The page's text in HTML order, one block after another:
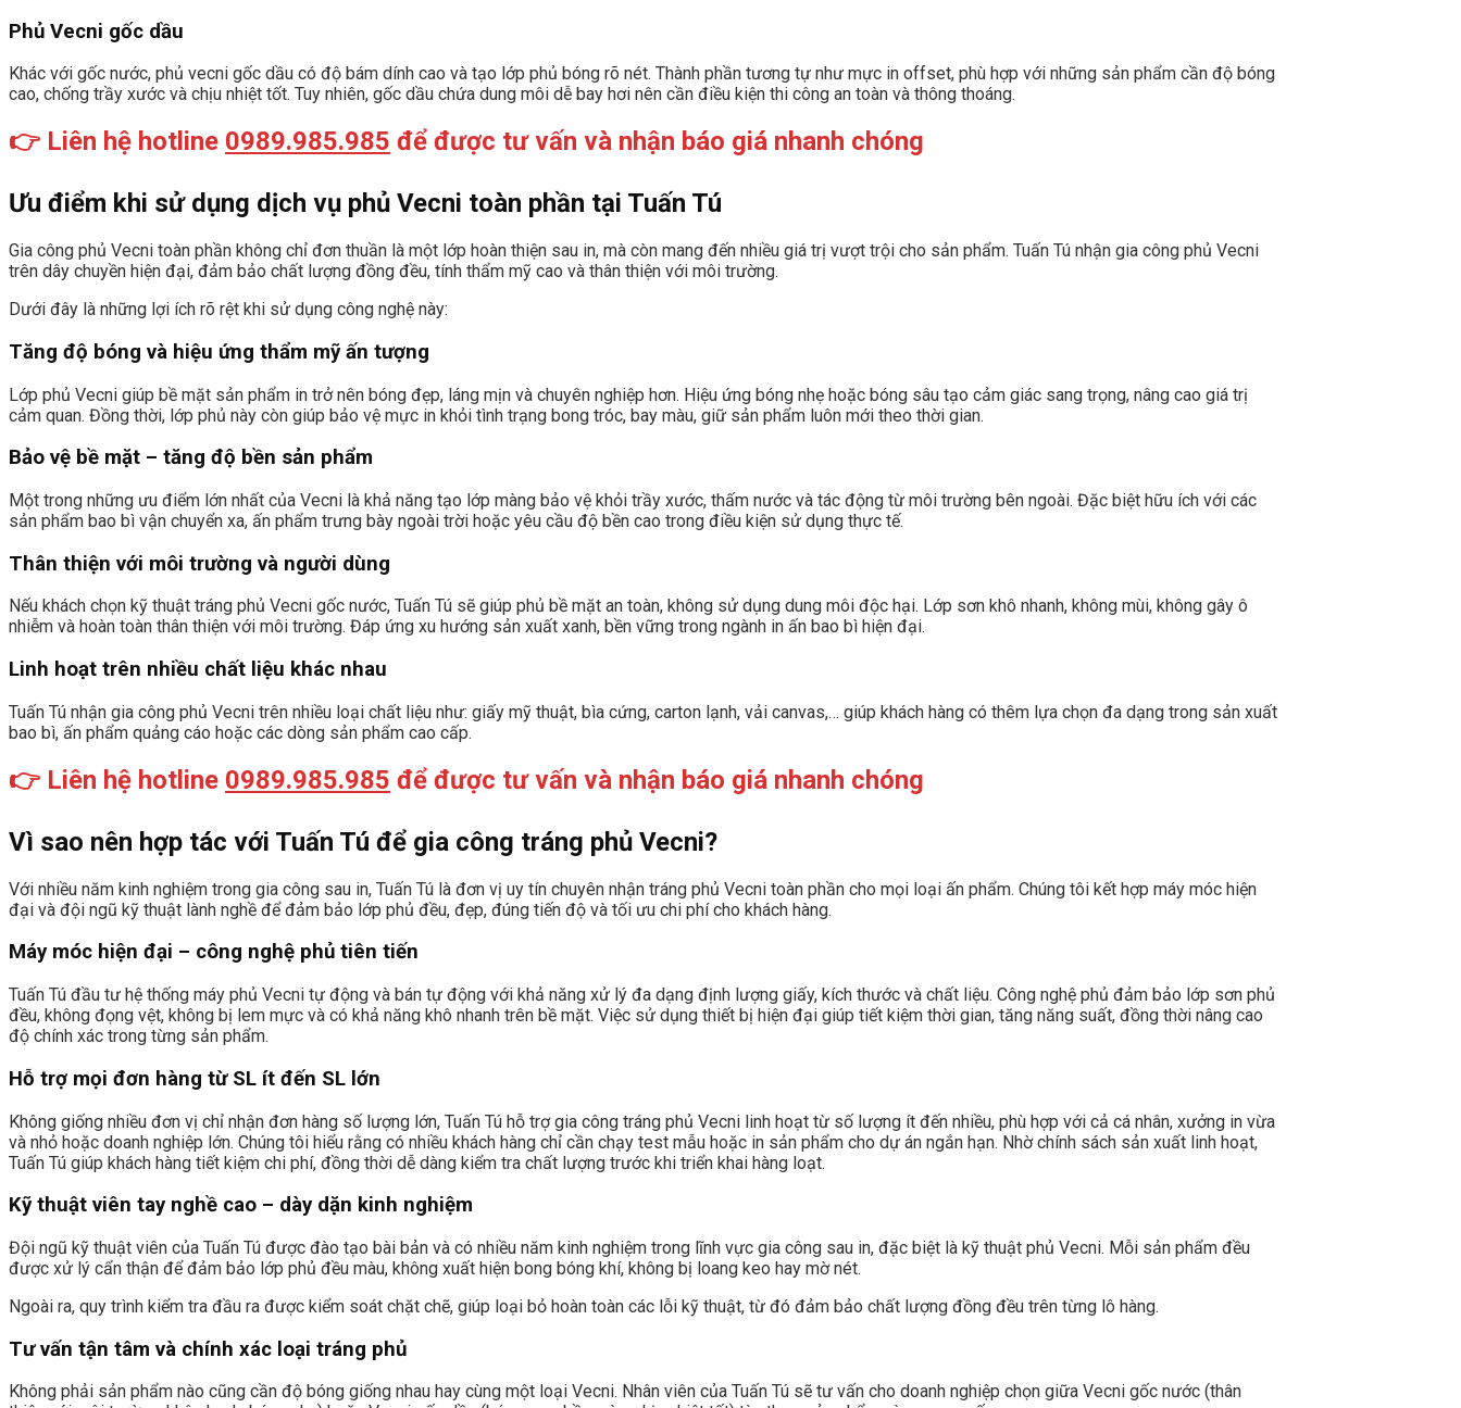
Phủ Vecni gốc dầu
Khác với gốc nước, phủ vecni gốc dầu có độ bám dính cao và tạo lớp phủ bóng rõ nét. Thành phần tương tự như mực in offset, phù hợp với những sản phẩm cần độ bóng
cao, chống trầy xước và chịu nhiệt tốt. Tuy nhiên, gốc dầu chứa dung môi dễ bay hơi nên cần điều kiện thi công an toàn và thông thoáng.
👉 Liên hệ hotline 0989.985.985 để được tư vấn và nhận báo giá nhanh chóng
Ưu điểm khi sử dụng dịch vụ phủ Vecni toàn phần tại Tuấn Tú
Gia công phủ Vecni toàn phần không chỉ đơn thuần là một lớp hoàn thiện sau in, mà còn mang đến nhiều giá trị vượt trội cho sản phẩm. Tuấn Tú nhận gia công phủ Vecni
trên dây chuyền hiện đại, đảm bảo chất lượng đồng đều, tính thẩm mỹ cao và thân thiện với môi trường.
Dưới đây là những lợi ích rõ rệt khi sử dụng công nghệ này:
Tăng độ bóng và hiệu ứng thẩm mỹ ấn tượng
Lớp phủ Vecni giúp bề mặt sản phẩm in trở nên bóng đẹp, láng mịn và chuyên nghiệp hơn. Hiệu ứng bóng nhẹ hoặc bóng sâu tạo cảm giác sang trọng, nâng cao giá trị
cảm quan. Đồng thời, lớp phủ này còn giúp bảo vệ mực in khỏi tình trạng bong tróc, bay màu, giữ sản phẩm luôn mới theo thời gian.
Bảo vệ bề mặt – tăng độ bền sản phẩm
Một trong những ưu điểm lớn nhất của Vecni là khả năng tạo lớp màng bảo vệ khỏi trầy xước, thấm nước và tác động từ môi trường bên ngoài. Đặc biệt hữu ích với các
sản phẩm bao bì vận chuyển xa, ấn phẩm trưng bày ngoài trời hoặc yêu cầu độ bền cao trong điều kiện sử dụng thực tế.
Thân thiện với môi trường và người dùng
Nếu khách chọn kỹ thuật tráng phủ Vecni gốc nước, Tuấn Tú sẽ giúp phủ bề mặt an toàn, không sử dụng dung môi độc hại. Lớp sơn khô nhanh, không mùi, không gây ô
nhiễm và hoàn toàn thân thiện với môi trường. Đáp ứng xu hướng sản xuất xanh, bền vững trong ngành in ấn bao bì hiện đại.
Linh hoạt trên nhiều chất liệu khác nhau
Tuấn Tú nhận gia công phủ Vecni trên nhiều loại chất liệu như: giấy mỹ thuật, bìa cứng, carton lạnh, vải canvas,… giúp khách hàng có thêm lựa chọn đa dạng trong sản xuất
bao bì, ấn phẩm quảng cáo hoặc các dòng sản phẩm cao cấp.
👉 Liên hệ hotline 0989.985.985 để được tư vấn và nhận báo giá nhanh chóng
Vì sao nên hợp tác với Tuấn Tú để gia công tráng phủ Vecni?
Với nhiều năm kinh nghiệm trong gia công sau in, Tuấn Tú là đơn vị uy tín chuyên nhận tráng phủ Vecni toàn phần cho mọi loại ấn phẩm. Chúng tôi kết hợp máy móc hiện
đại và đội ngũ kỹ thuật lành nghề để đảm bảo lớp phủ đều, đẹp, đúng tiến độ và tối ưu chi phí cho khách hàng.
Máy móc hiện đại – công nghệ phủ tiên tiến
Tuấn Tú đầu tư hệ thống máy phủ Vecni tự động và bán tự động với khả năng xử lý đa dạng định lượng giấy, kích thước và chất liệu. Công nghệ phủ đảm bảo lớp sơn phủ
đều, không đọng vệt, không bị lem mực và có khả năng khô nhanh trên bề mặt. Việc sử dụng thiết bị hiện đại giúp tiết kiệm thời gian, tăng năng suất, đồng thời nâng cao
độ chính xác trong từng sản phẩm.
Hỗ trợ mọi đơn hàng từ SL ít đến SL lớn
Không giống nhiều đơn vị chỉ nhận đơn hàng số lượng lớn, Tuấn Tú hỗ trợ gia công tráng phủ Vecni linh hoạt từ số lượng ít đến nhiều, phù hợp với cả cá nhân, xưởng in vừa
và nhỏ hoặc doanh nghiệp lớn. Chúng tôi hiểu rằng có nhiều khách hàng chỉ cần chạy test mẫu hoặc in sản phẩm cho dự án ngắn hạn. Nhờ chính sách sản xuất linh hoạt,
Tuấn Tú giúp khách hàng tiết kiệm chi phí, đồng thời dễ dàng kiểm tra chất lượng trước khi triển khai hàng loạt.
Kỹ thuật viên tay nghề cao – dày dặn kinh nghiệm
Đội ngũ kỹ thuật viên của Tuấn Tú được đào tạo bài bản và có nhiều năm kinh nghiệm trong lĩnh vực gia công sau in, đặc biệt là kỹ thuật phủ Vecni. Mỗi sản phẩm đều
được xử lý cẩn thận để đảm bảo lớp phủ đều màu, không xuất hiện bong bóng khí, không bị loang keo hay mờ nét.
Ngoài ra, quy trình kiểm tra đầu ra được kiểm soát chặt chẽ, giúp loại bỏ hoàn toàn các lỗi kỹ thuật, từ đó đảm bảo chất lượng đồng đều trên từng lô hàng.
Tư vấn tận tâm và chính xác loại tráng phủ
Không phải sản phẩm nào cũng cần độ bóng giống nhau hay cùng một loại Vecni. Nhân viên của Tuấn Tú sẽ tư vấn cho doanh nghiệp chọn giữa Vecni gốc nước (thân